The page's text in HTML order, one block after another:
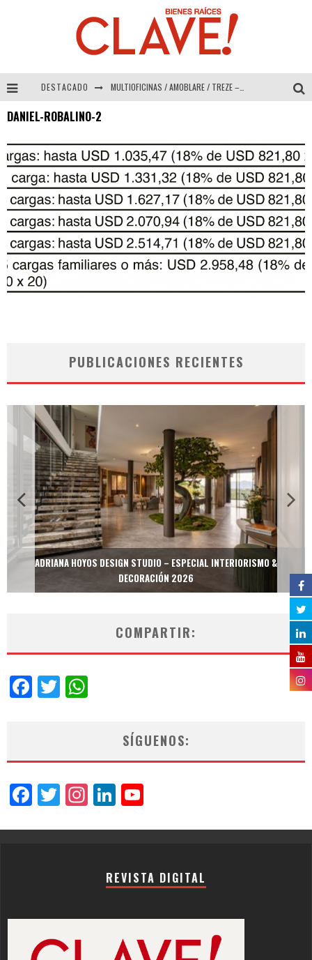
DESTACADO MULTIOFICINAS / AMOBLARE / TREZE – Especial Interiorismo & Decoración 2026
COLINEAL – Especial Interiorismo & Decoración 2026
ADRIANA HOYOS DESIGN STUDIO – Especial Interiorismo & Decoración 2026
DANIEL-ROBALINO-2
PUBLICACIONES RECIENTES
ADRIANA HOYOS DESIGN STUDIO – ESPECIAL INTERIORISMO &
DECORACIÓN 2026
COMPARTIR:
Facebook
Twitter
SÍGUENOS:
Facebook
Twitter
Instagram
LinkedIn
REVISTA DIGITAL